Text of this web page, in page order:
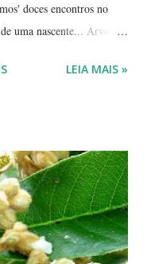
doces encontros no
uma nascente... Árvores
capim, pedras... Um
as pequenas coisas
esquecidas. Vamos
... ----------------------- ....
LEIA MAIS »